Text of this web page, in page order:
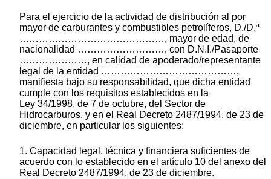
Para el ejercicio de la actividad de distribución al por
mayor de carburantes y combustibles petrolíferos, D./D.ª
………………………………………, mayor de edad, de
nacionalidad ………………………, con D.N.I./Pasaporte
…………………, en calidad de apoderado/representante
legal de la entidad ……………………………………,
manifiesta bajo su responsabilidad, que dicha entidad
cumple con los requisitos establecidos en la
Ley 34/1998, de 7 de octubre, del Sector de
Hidrocarburos, y en el Real Decreto 2487/1994, de 23 de
diciembre, en particular los siguientes:
1. Capacidad legal, técnica y financiera suficientes de
acuerdo con lo establecido en el artículo 10 del anexo del
Real Decreto 2487/1994, de 23 de diciembre.